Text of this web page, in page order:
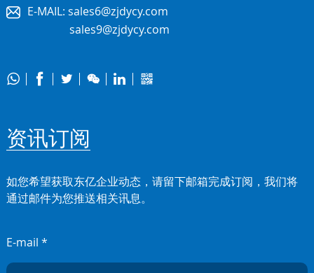
E-MAIL: sales6@zjdycy.com
sales9@zjdycy.com
     
资讯订阅
如您希望获取东亿企业动态，请留下邮箱完成订阅，我们将
通过邮件为您推送相关讯息。
E-mail *